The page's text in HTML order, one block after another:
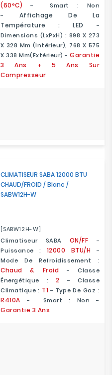
(60°C)- Smart : Non
- Affichage De La
Température : LED -
Dimensions (LxPxH) : 898 X 273
X 328 Mm (intérieur), 768 X 575
X 338 Mm(extérieur) - Garantie
3 Ans + 5 Ans Sur
Compresseur
CLIMATISEUR SABA 12000 BTU
CHAUD/FROID / Blanc /
SABW12H-W
[SABW12H-W]
Climatiseur SABA ON/FF -
Puissance : 12000 BTU/H -
Mode De Refroidissement :
Chaud & Froid - Classe
Énergétique : 2 - Classe
Climatique : T1 - Type De Gaz :
R410A - Smart : Non -
Garantie 3 Ans